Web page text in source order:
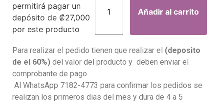
permitirá pagar un
depósito de ₡27,000
por este producto
Añadir al carrito
Para realizar el pedido tienen que realizar el (deposito
de el 60%) del valor del producto y deben enviar el
comprobante de pago
Al WhatsApp 7182-4773 para confirmar los pedidos se
realizan los primeros dias del mes y dura de 4 a 5